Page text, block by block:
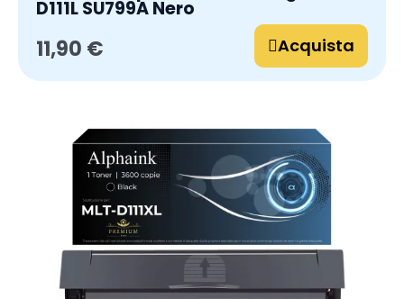
D111L SU799A Nero
11,90 € Acquista